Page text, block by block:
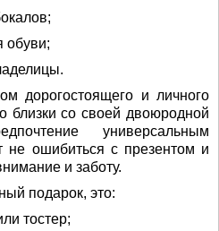
обуви;
дорогостоящего и личного
близки со своей двоюродной
универсальным
не ошибиться с презентом и
и заботу.
подарок, это:
тостер;